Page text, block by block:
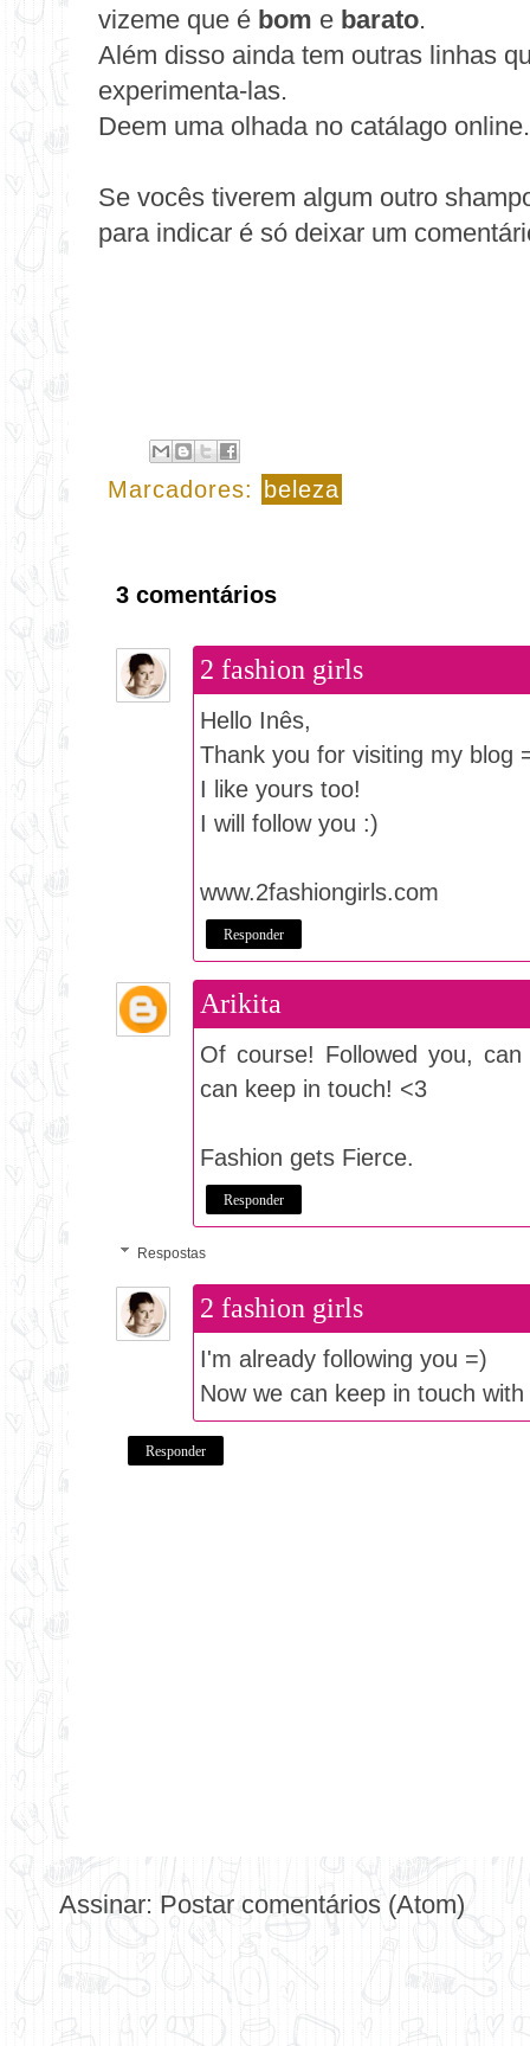
vizeme que é bom e barato.
Além disso ainda tem outras linhas
experimenta-las.
Deem uma olhada no catálago online.
Se vocês tiverem algum outro
para indicar é só deixar um
Marcadores: beleza
3 comentários
2 fashion girls
Hello Inês,
Thank you for visiting my blog
I like yours too!
I will follow you :)
www.2fashiongirls.com
Responder
Arikita
Of course! Followed you,
can keep in touch! <3
Fashion gets Fierce.
Responder
Respostas
2 fashion girls
I'm already following you =)
Now we can keep in touch
Responder
Assinar: Postar comentários (Atom)